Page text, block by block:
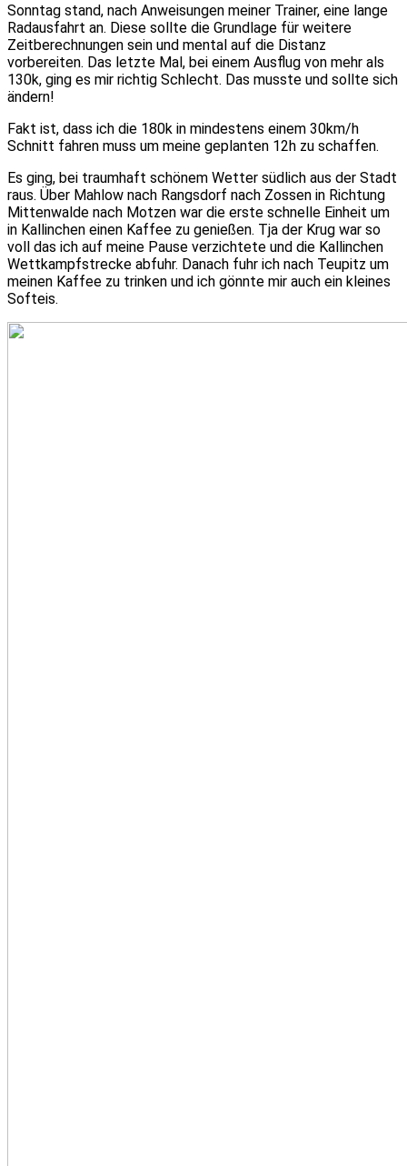
Sonntag stand, nach Anweisungen meiner Trainer, eine lange
Radausfahrt an. Diese sollte die Grundlage für weitere
Zeitberechnungen sein und mental auf die Distanz
vorbereiten. Das letzte Mal, bei einem Ausflug von mehr als
130k, ging es mir richtig Schlecht. Das musste und sollte sich
ändern!
Fakt ist, dass ich die 180k in mindestens einem 30km/h
Schnitt fahren muss um meine geplanten 12h zu schaffen.
Es ging, bei traumhaft schönem Wetter südlich aus der Stadt
raus. Über Mahlow nach Rangsdorf nach Zossen in Richtung
Mittenwalde nach Motzen war die erste schnelle Einheit um
in Kallinchen einen Kaffee zu genießen. Tja der Krug war so
voll das ich auf meine Pause verzichtete und die Kallinchen
Wettkampfstrecke abfuhr. Danach fuhr ich nach Teupitz um
meinen Kaffee zu trinken und ich gönnte mir auch ein kleines
Softeis.